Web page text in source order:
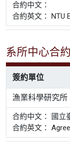
合約中文：
合約英文： NTU
系所中心合
簽約單位
漁業科學研究所
合約中文： 國立
合約英文：